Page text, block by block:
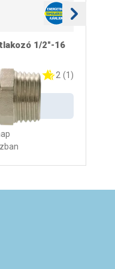
1/2"-16
2 (1 )